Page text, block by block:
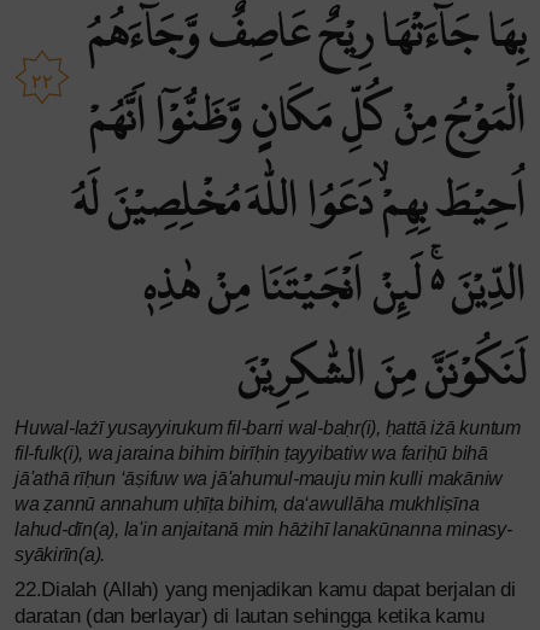
٢٢
بِهَا جَاۤءَتْهَا رِيْحٌ عَاصِفٌ وَّجَاۤءَهُمُ
الْمَوْجُ مِنْ كُلِّ مَكَانٍ وَّظَنُّوْٓا اَنَّهُمْ
اُحِيْطَ بِهِمْۙ دَعَوُا اللّٰهَ مُخْلِصِيْنَ لَهُ
الدِّيْنَ ەۚ لَىِٕنْ اَنْجَيْتَنَا مِنْ هٰذِهٖ
لَنَكُوْنَنَّ مِنَ الشّٰكِرِيْنَ
Huwal-lażī yusayyirukum fil-barri wal-baḥr(i), ḥattā iżā kuntum
fil-fulk(i), wa jaraina bihim birīḥin ṭayyibatiw wa fariḥū bihā
jā'athā rīḥun ‘āṣifuw wa jā'ahumul-mauju min kulli makāniw
wa ẓannū annahum uḥīṭa bihim, da‘awullāha mukhliṣīna
lahud-dīn(a), la'in anjaitanā min hāżihī lanakūnanna minasy-
syākirīn(a).
22.Dialah (Allah) yang menjadikan kamu dapat berjalan di
daratan (dan berlayar) di lautan sehingga ketika kamu